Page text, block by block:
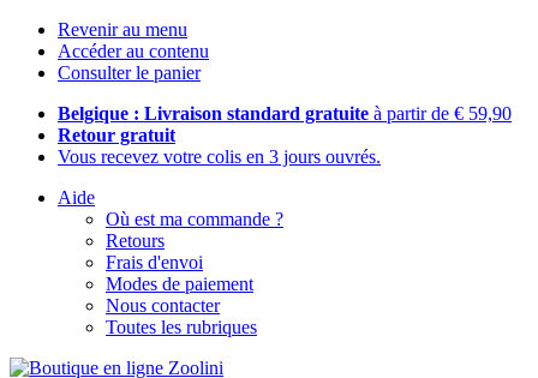
Revenir au menu
Accéder au contenu
Consulter le panier
Belgique : Livraison standard gratuite à partir de € 59,90
Retour gratuit
Vous recevez votre colis en 3 jours ouvrés.
Aide
Où est ma commande ?
Retours
Frais d'envoi
Modes de paiement
Nous contacter
Toutes les rubriques